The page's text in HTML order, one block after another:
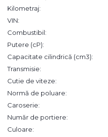
Kilometraj:
VIN:
Combustibil:
Putere (cP):
Capacitate cilindrică (cm3):
Transmisie:
Cutie de viteze:
Normă de poluare:
Caroserie:
Număr de portiere:
Culoare: